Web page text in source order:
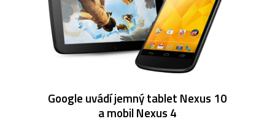
Google uvádí jemný tablet Nexus 10
a mobil Nexus 4